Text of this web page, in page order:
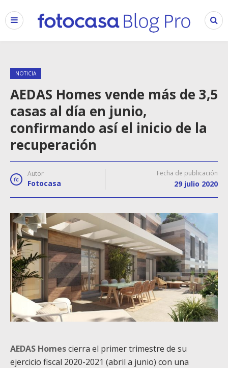
NOTICIA
AEDAS Homes vende más de 3,5
casas al día en junio,
confirmando así el inicio de la
recuperación
Autor
Fotocasa
Fecha de publicación
29 julio 2020
AEDAS Homescierra el primer trimestre de su
ejercicio fiscal 2020-2021 (abril a junio) con una